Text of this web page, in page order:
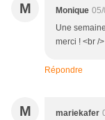
M Monique
Une
merci ! <br /
Répondre
M mariekafer